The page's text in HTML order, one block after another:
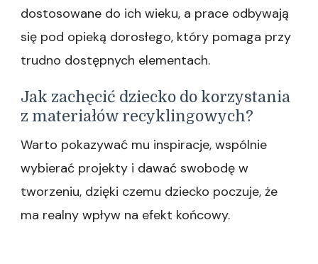
dostosowane do ich wieku, a prace odbywają
się pod opieką dorosłego, który pomaga przy
trudno dostępnych elementach.
Jak zachęcić dziecko do korzystania
z materiałów recyklingowych?
Warto pokazywać mu inspiracje, wspólnie
wybierać projekty i dawać swobodę w
tworzeniu, dzięki czemu dziecko poczuje, że
ma realny wpływ na efekt końcowy.